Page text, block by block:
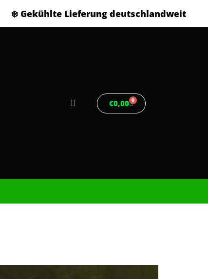
❄️ Gekühlte Lieferung deutschlandweit
€0,00 0